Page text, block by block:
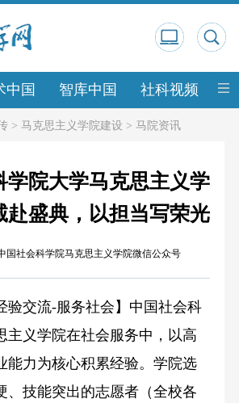
中国 智库中国 社科视频 中
> 马克思主义学院建设 > 马院资讯
学院大学马克思主义学
赴盛典，以担当写荣光
国社会科学院马克思主义学院微信公众号
验交流-服务社会】中国社会科
主义学院在社会服务中，以高
能力为核心积累经验。学院选
、技能突出的志愿者（全校各